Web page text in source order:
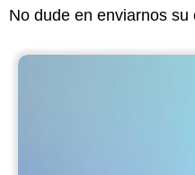
No dude en enviarnos